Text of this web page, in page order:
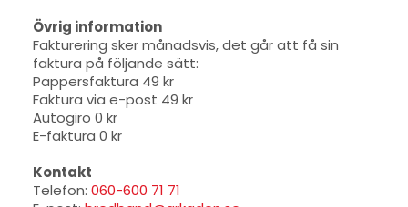
Övrig information
Fakturering sker månadsvis, det går att få sin
faktura på följande sätt:
Pappersfaktura 49 kr
Faktura via e-post 49 kr
Autogiro 0 kr
E-faktura 0 kr
Kontakt
Telefon: 060-600 71 71